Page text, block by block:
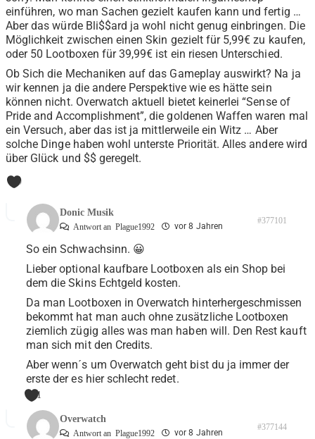
einführen, wo man Sachen gezielt kaufen kann und fertig …
Aber das würde Bli$$ard ja wohl nicht genug einbringen. Die
Möglichkeit zwischen einen Skin gezielt für 5,99€ zu kaufen,
oder 50 Lootboxen für 39,99€ ist ein riesen Unterschied.
Ob Sich die Mechaniken auf das Gameplay auswirkt? Na ja
wir kennen ja die andere Perspektive wie es hätte sein
können nicht. Overwatch aktuell bietet keinerlei “Sense of
Pride and Accomplishment”, die goldenen Waffen waren mal
ein Versuch, aber das ist ja mittlerweile ein Witz … Aber
solche Dinge haben wohl unterste Priorität. Alles andere wird
über Glück und $$ geregelt.
0
Donic Musik
Antwort an Plague1992 vor 8 Jahren
#377101
So ein Schwachsinn. 😀
Lieber optional kaufbare Lootboxen als ein Shop bei
dem die Skins Echtgeld kosten.
Da man Lootboxen in Overwatch hinterhergeschmissen
bekommt hat man auch ohne zusätzliche Lootboxen
ziemlich zügig alles was man haben will. Den Rest kauft
man sich mit den Credits.
Aber wenn´s um Overwatch geht bist du ja immer der
erste der es hier schlecht redet.
1
Overwatch
Antwort an Plague1992 vor 8 Jahren
#377144